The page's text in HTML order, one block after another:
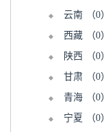
云南
（0）
西藏
（0）
陕西
（0）
甘肃
（0）
青海
（0）
宁夏
（0）